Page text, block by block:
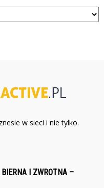
w sieci i nie tylko.
I ZWROTNA –